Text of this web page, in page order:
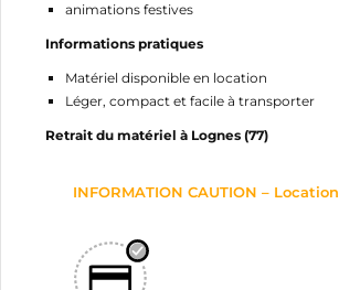
animations festives
Informations pratiques
Matériel disponible en location
Léger, compact et facile à transporter
Retrait du matériel à Lognes (77)
INFORMATION CAUTION – Location